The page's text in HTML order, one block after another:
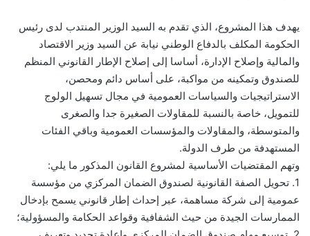
يهدف هذا المشروع، الذي تقدم به السيد الوزير المنتدب لدى رئيس
الحكومة المكلف بالدفاع الوطني نيابة عن السيد وزير الاقتصاد
والمالية وإصلاح الإدارة، أساسا إلى إصلاح الإطار القانوني المنظم
للصندوق وتمكينه من مواكبة، على أساس دائم ومحصن،
الاستراتيجيات والسياسات العمومية في مجال تسهيل الولوج
للتمويل، خاصة بالنسبة للمقاولات الصغيرة جدا والصغرى
والمتوسطة، والمقاولات والمؤسسات العمومية وباقي الفئات
المستهدفة من طرف الدولة.
وتهم المقتضيات الأساسية لمشروع القانون المذكور ما يلي:
1. تحويل الصفة القانونية لصندوق الضمان المركزي من مؤسسة
عمومية إلى شركة مساهمة، عبر إحداث إطار قانوني يسمح بإدخال
الممارسات الجيدة من حيث الشفافية وقواعد الحكامة والمسؤولية؛